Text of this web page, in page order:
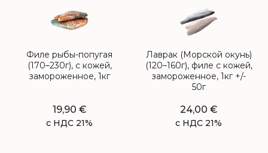
Филе рыбы-попугая
(170–230г), с кожей,
замороженное, 1кг
19,90 €
с НДС 21%
Лаврак (Морской окунь)
(120–160г), филе с кожей,
замороженное, 1кг +/-
50г
24,00 €
с НДС 21%